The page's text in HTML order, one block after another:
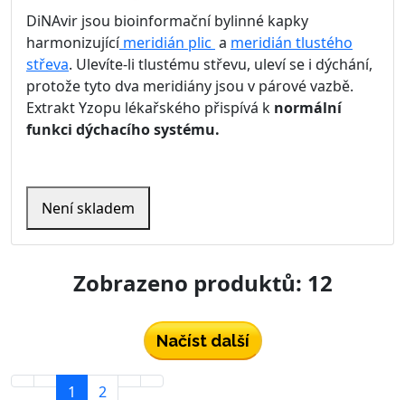
DiNAvir jsou bioinformační bylinné kapky
harmonizujícímeridián plic a meridián tlustého
střeva. Ulevíte-li tlustému střevu, uleví se i dýchání,
protože tyto dva meridiány jsou v párové vazbě.
Extrakt Yzopu lékařského přispívá k normální
funkci dýchacího systému.
Není skladem
Zobrazeno produktů: 12
Načíst další
1 2